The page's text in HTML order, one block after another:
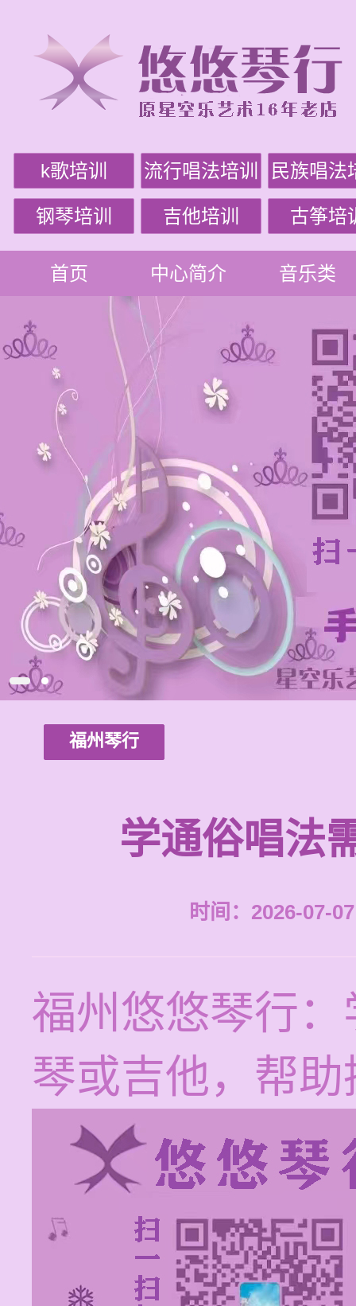
k歌培训 流行唱法培训 民族唱法
钢琴培训 吉他培训 古筝培
首页 中心简介 音乐类
福州琴行
学通俗唱法
时间：2026-07-
福州悠悠琴行
琴或吉他，帮